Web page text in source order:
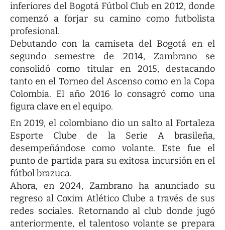
inferiores del Bogotá Fútbol Club en 2012, donde
comenzó a forjar su camino como futbolista
profesional.
Debutando con la camiseta del Bogotá en el
segundo semestre de 2014, Zambrano se
consolidó como titular en 2015, destacando
tanto en el Torneo del Ascenso como en la Copa
Colombia. El año 2016 lo consagró como una
figura clave en el equipo.
En 2019, el colombiano dio un salto al Fortaleza
Esporte Clube de la Serie A brasileña,
desempeñándose como volante. Este fue el
punto de partida para su exitosa incursión en el
fútbol brazuca.
Ahora, en 2024, Zambrano ha anunciado su
regreso al Coxim Atlético Clube a través de sus
redes sociales. Retornando al club donde jugó
anteriormente, el talentoso volante se prepara